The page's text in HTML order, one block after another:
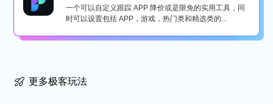
一个可以自定义跟踪 APP 降价或是限免的实用工具，同
时可以设置包括 APP，游戏，热门类和精选类的...
更多极客玩法